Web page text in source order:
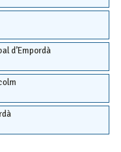
d’Empordà